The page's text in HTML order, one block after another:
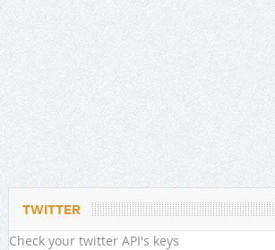
TWITTER
Check your twitter API's keys